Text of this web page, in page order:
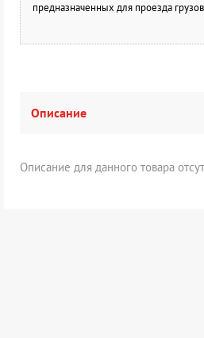
предназначенных для проезда
Описание
Описание для данного товара